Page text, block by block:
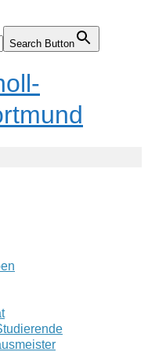
Search Button